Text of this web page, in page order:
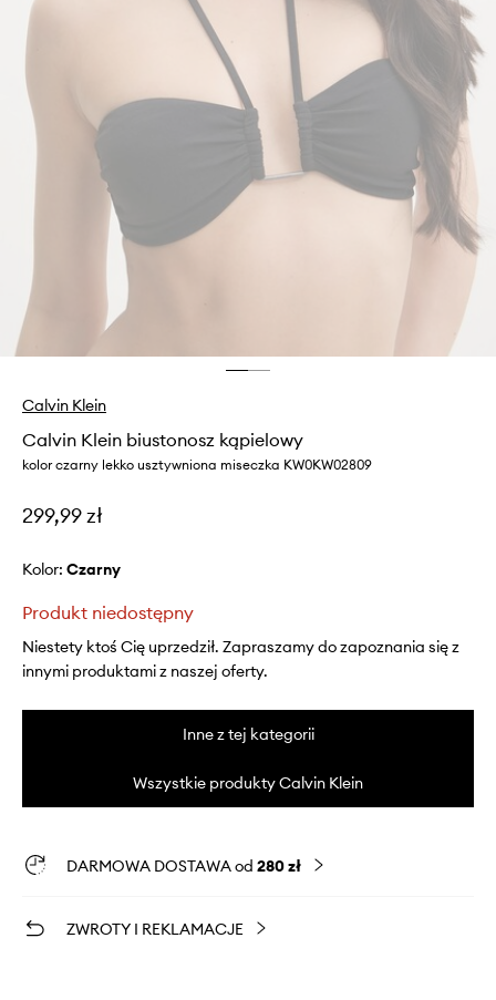
Calvin Klein
Calvin Klein biustonosz kąpielowy
kolor czarny lekko usztywniona miseczka KW0KW02809
299,99 zł
Kolor: czarny
Produkt niedostępny
Niestety ktoś Cię uprzedził. Zapraszamy do zapoznania się z
innymi produktami z naszej oferty.
Inne z tej kategorii
Wszystkie produkty Calvin Klein
DARMOWA DOSTAWA od 280 zł
ZWROTY I REKLAMACJE